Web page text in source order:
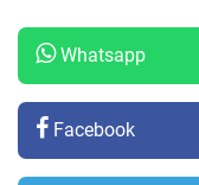
Whatsapp
Facebook